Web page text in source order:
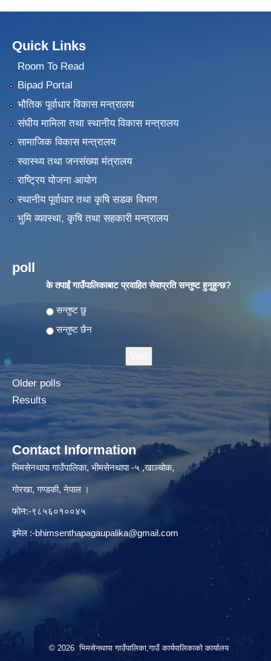
Quick Links
Room To Read
Bipad Portal
भौतिक पूर्वाधार विकास मन्त्रालय
संघीय मामिला तथा स्थानीय विकास मन्त्रालय
सामाजिक विकास मन्त्रालय
स्वास्थ्य तथा जनसंख्या मंत्रालय
राष्ट्रिय योजना आयोग
स्थानीय पूर्वाधार तथा कृषि सडक विभाग
भुमि व्यवस्था, कृषि तथा सहकारी मन्त्रालय
poll
के तपाईं गाउँपालिकाबाट प्रवाहित सेवाप्रति सन्तुष्ट हुनुहुन्छ?
Choices
सन्तुष्ट छु
सन्तुष्ट छैन
Older polls
Results
Contact Information
भिमसेनथापा गाउँपालिका, भीमसेनथापा -५ ,खाञ्चोक,
गोरखा, गण्डकी, नेपाल ।
फोन:-९८५६०१००४५
इमेल :-bhimsenthapagaupalika@gmail.com
© 2026 भिमसेनथापा गाउँपालिका,गाउँ कार्यपालिकाकाे कार्यालय